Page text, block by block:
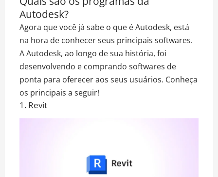
Autodesk?
Agora que você já sabe o que é Autodesk, está
na hora de conhecer seus principais softwares.
A Autodesk, ao longo de sua história, foi
desenvolvendo e comprando softwares de
ponta para oferecer aos seus usuários. Conheça
os principais a seguir!
1. Revit